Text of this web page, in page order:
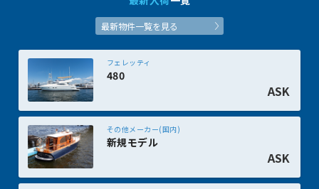
最新物件一覧を見る
480
フェレッティ
ASK
新規モデル
その他メーカー(国内)
ASK